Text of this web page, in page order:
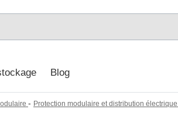
Blog
- Protection modulaire et distribution